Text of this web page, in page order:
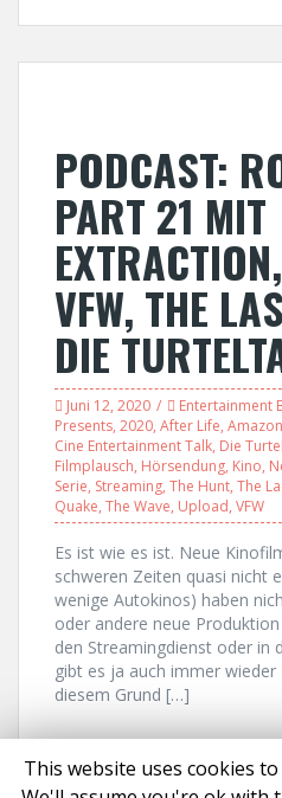
PODCAST:
PART 21 MIT
VFW, THE
DIE
Juni 12, 2020 Entertainment
Presents, 2020, After Life,
Cine Entertainment Talk, Die
Filmplausch, Hörsendung, Kino,
Serie, Streaming, The Hunt, The
Quake, The Wave, Upload, VFW
Es ist wie es ist. Neue
schweren Zeiten quasi nicht
wenige Autokinos) haben
oder andere neue
den Streamingdienst oder in
gibt es ja auch immer wieder
diesem Grund […]
This website uses cookies